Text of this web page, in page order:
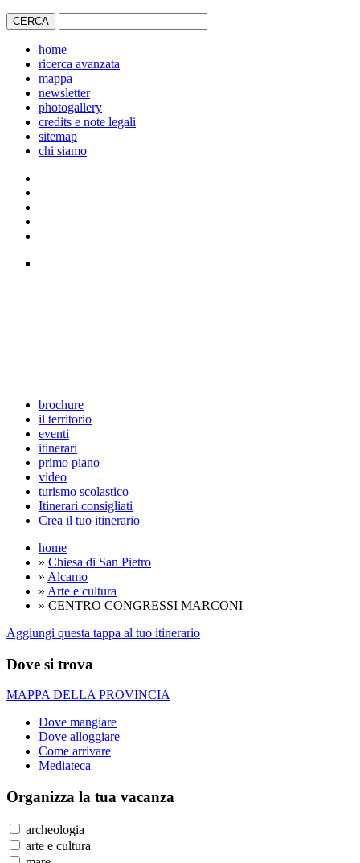
home
ricerca avanzata
mappa
newsletter
photogallery
credits e note legali
sitemap
chi siamo
brochure
il territorio
eventi
itinerari
primo piano
video
turismo scolastico
Itinerari consigliati
Crea il tuo itinerario
home
» Chiesa di San Pietro
» Alcamo
» Arte e cultura
» CENTRO CONGRESSI MARCONI
Aggiungi questa tappa al tuo itinerario
Dove si trova
MAPPA DELLA PROVINCIA
Dove mangiare
Dove alloggiare
Come arrivare
Mediateca
Organizza la tua vacanza
archeologia
arte e cultura